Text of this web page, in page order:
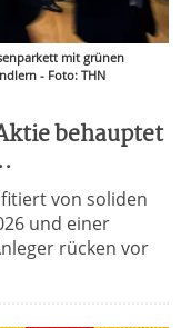
mit grünen
- Foto: THN
behauptet
von soliden
und einer
rücken vor